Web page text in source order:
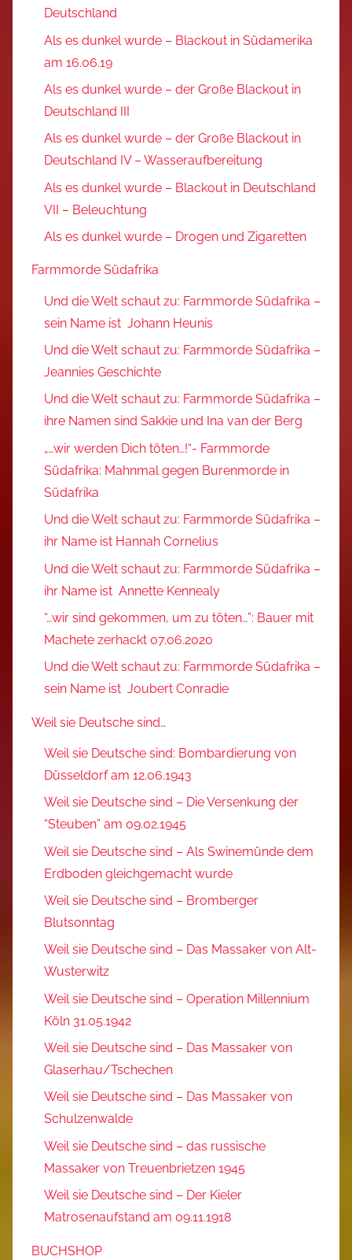
Deutschland
Als es dunkel wurde – Blackout in Südamerika
am 16.06.19
Als es dunkel wurde – der Große Blackout in
Deutschland III
Als es dunkel wurde – der Große Blackout in
Deutschland IV – Wasseraufbereitung
Als es dunkel wurde – Blackout in Deutschland
VII – Beleuchtung
Als es dunkel wurde – Drogen und Zigaretten
Farmmorde Südafrika
Und die Welt schaut zu: Farmmorde Südafrika –
sein Name ist Johann Heunis
Und die Welt schaut zu: Farmmorde Südafrika –
Jeannies Geschichte
Und die Welt schaut zu: Farmmorde Südafrika –
ihre Namen sind Sakkie und Ina van der Berg
„…wir werden Dich töten…!“- Farmmorde
Südafrika: Mahnmal gegen Burenmorde in
Südafrika
Und die Welt schaut zu: Farmmorde Südafrika –
ihr Name ist Hannah Cornelius
Und die Welt schaut zu: Farmmorde Südafrika –
ihr Name ist Annette Kennealy
“…wir sind gekommen, um zu töten…”: Bauer mit
Machete zerhackt 07.06.2020
Und die Welt schaut zu: Farmmorde Südafrika –
sein Name ist Joubert Conradie
Weil sie Deutsche sind…
Weil sie Deutsche sind: Bombardierung von
Düsseldorf am 12.06.1943
Weil sie Deutsche sind – Die Versenkung der
“Steuben” am 09.02.1945
Weil sie Deutsche sind – Als Swinemünde dem
Erdboden gleichgemacht wurde
Weil sie Deutsche sind – Bromberger
Blutsonntag
Weil sie Deutsche sind – Das Massaker von Alt-
Wusterwitz
Weil sie Deutsche sind – Operation Millennium
Köln 31.05.1942
Weil sie Deutsche sind – Das Massaker von
Glaserhau/Tschechen
Weil sie Deutsche sind – Das Massaker von
Schulzenwalde
Weil sie Deutsche sind – das russische
Massaker von Treuenbrietzen 1945
Weil sie Deutsche sind – Der Kieler
Matrosenaufstand am 09.11.1918
BUCHSHOP